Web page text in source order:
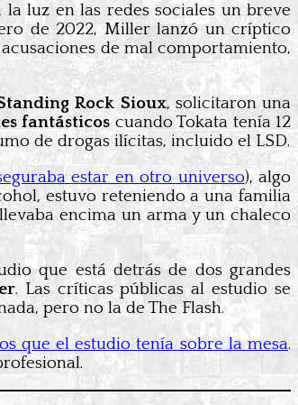
luz en las redes sociales un breve
de 2022, Miller lanzó un críptico
de mal comportamiento,
Rock Sioux, solicitaron una
fantásticos cuando Tokata tenía 12
de drogas ilícitas, incluido el LSD.
estar en otro universo), algo
estuvo reteniendo a una familia
encima un arma y un chaleco
que está detrás de dos grandes
. Las críticas públicas al estudio se
pero no la de The Flash.
que el estudio tenía sobre la mesa.